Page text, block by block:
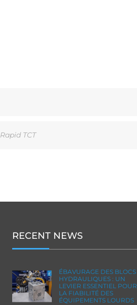
Rapid TCT
RECENT NEWS
ÉBAVURAGE DES BLOCS
HYDRAULIQUES : UN
LEVIER ESSENTIEL POUR
LA FIABILITÉ DES
ÉQUIPEMENTS LOURDS